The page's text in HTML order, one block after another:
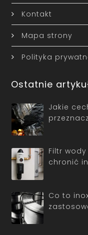
Kontakt
Mapa strony
Polityka
Ostatnie
Jakie
Filtr
chronić
Co to